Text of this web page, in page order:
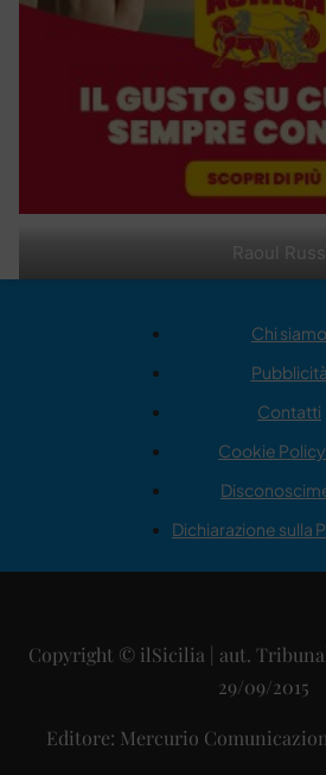
Raoul
Chi siamo
Pubblicità
Contatti
Cookie Policy
Dichiarazione sulla
Copyright © ilSicilia | aut.
29/09/2015
Editore: Mercurio